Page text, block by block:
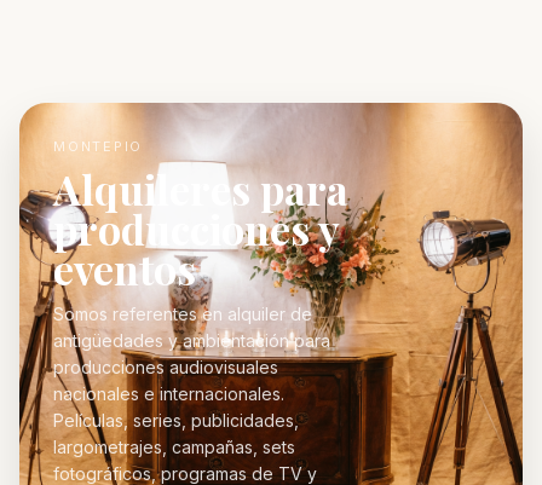
MONTEPIO
Alquileres para
producciones y
eventos
Somos referentes en alquiler de
antigüedades y ambientación para
producciones audiovisuales
nacionales e internacionales.
Películas, series, publicidades,
largometrajes, campañas, sets
fotográficos, programas de TV y